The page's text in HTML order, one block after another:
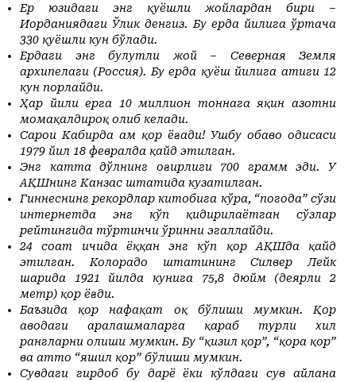
Ер юзидаги энг қуёшли жойлардан бири –
Иорданиядаги Ўлик денгиз. Бу ерда йилига ўртача
330 қуёшли кун бўлади.
Ердаги энг булутли жой – Северная Земля
архипелаги (Россия). Бу ерда қуёш йилига атиги 12
кун порлайди.
Ҳар йили ерга 10 миллион тоннага яқин азотни
момақалдироқ олиб келади.
Саҳрои Кабирда ҳам қор ёғади! Ушбу обҳаво ҳодисаси
1979 йил 18 февралда қайд этилган.
Энг катта дўлнинг оғирлиги 700 грамм эди. У
АҚШнинг Канзас штатида кузатилган.
Гиннеснинг рекордлар китобига кўра, “погода” сўзи
интернетда энг кўп қидирилаётган сўзлар
рейтингида тўртинчи ўринни эгаллайди.
24 соат ичида ёққан энг кўп қор АҚШда қайд
этилган. Колорадо штатининг Силвер Лейк
шаҳрида 1921 йилда кунига 75,8 дюйм (деярли 2
метр) қор ёғди.
Баъзида қор нафақат оқ бўлиши мумкин. Қор
ҳаводаги аралашмаларга қараб турли хил
рангларни олиши мумкин. Бу “қизил қор”, “қора қор”
ва ҳатто “яшил қор” бўлиши мумкин.
Сувдаги гирдоб
бу дарё ёки кўлдаги сув айлана